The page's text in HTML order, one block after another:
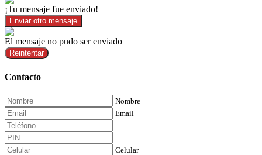
¡Tu mensaje fue enviado!
Enviar otro mensaje
El mensaje no pudo ser enviado
Reintentar
Contacto
Nombre
Email
Celular